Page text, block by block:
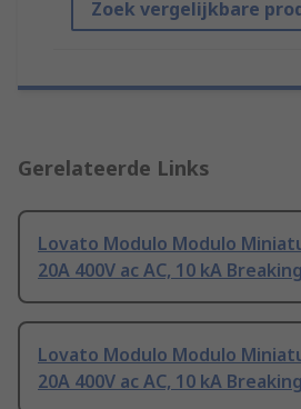
Zoek vergelijkbare
Gerelateerde Links
Lovato Modulo Modulo
20A 400V ac AC, 10 kA
Lovato Modulo Modulo
20A 400V ac AC, 10 kA